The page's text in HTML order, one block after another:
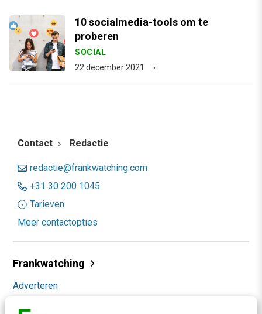
10 socialmedia-tools om te
proberen
SOCIAL
22 december 2021
Contact Redactie
redactie@frankwatching.com
+31 30 200 1045
Tarieven
Meer contactopties
Frankwatching
Adverteren
Contact